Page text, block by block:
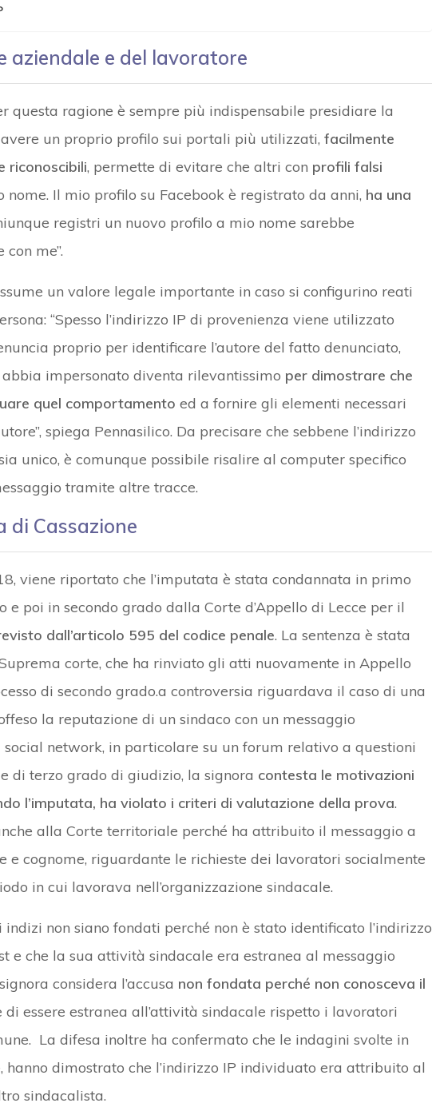
aziendale e del lavoratore
questa ragione è sempre più indispensabile presidiare la
un proprio profilo sui portali più utilizzati, facilmente
riconoscibili, permette di evitare che altri con profili falsi
nome. Il mio profilo su Facebook è registrato da anni, ha una
registri un nuovo profilo a mio nome sarebbe
me”.
un valore legale importante in caso si configurino reati
“Spesso l’indirizzo IP di provenienza viene utilizzato
proprio per identificare l’autore del fatto denunciato,
impersonato diventa rilevantissimo per dimostrare che
quel comportamento ed a fornire gli elementi necessari
spiega Pennasilico. Da precisare che sebbene l’indirizzo
unico, è comunque possibile risalire al computer specifico
tramite altre tracce.
di Cassazione
viene riportato che l’imputata è stata condannata in primo
poi in secondo grado dalla Corte d’Appello di Lecce per il
dall’articolo 595 del codice penale. La sentenza è stata
corte, che ha rinviato gli atti nuovamente in Appello
di secondo grado.a controversia riguardava il caso di una
la reputazione di un sindaco con un messaggio
network, in particolare su un forum relativo a questioni
di terzo grado di giudizio, la signora contesta le motivazioni
l’imputata, ha violato i criteri di valutazione della prova.
alla Corte territoriale perché ha attribuito il messaggio a
e cognome, riguardante le richieste dei lavoratori socialmente
in cui lavorava nell’organizzazione sindacale.
non siano fondati perché non è stato identificato l’indirizzo
e che la sua attività sindacale era estranea al messaggio
considera l’accusa non fondata perché non conosceva il
di essere estranea all’attività sindacale rispetto i lavoratori
La difesa inoltre ha confermato che le indagini svolte in
dimostrato che l’indirizzo IP individuato era attribuito al
sindacalista.